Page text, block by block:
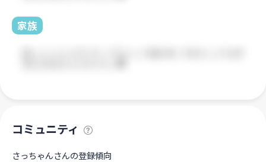
家族
コミュニティ
さっちゃんさんの登録傾向